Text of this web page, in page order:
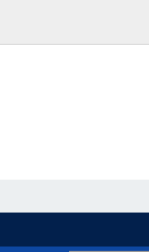
في وقت
ضوضاء